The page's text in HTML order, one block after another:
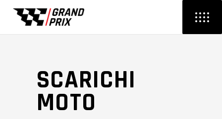
SCARICHI
MOTO